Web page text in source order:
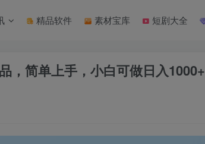
精品软件 素材宝库 短剧大全
，简单上手，小白可做日入1000+